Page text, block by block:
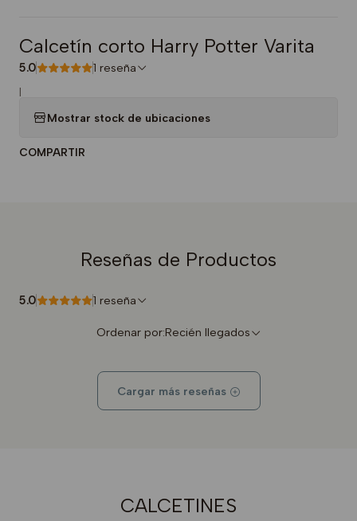
Calcetín corto Harry Potter Varita
5.0 1 reseña
|
Mostrar stock de ubicaciones
COMPARTIR
Reseñas de Productos
5.0 1 reseña
Ordenar por:Recién llegados
Cargar más reseñas
CALCETINES